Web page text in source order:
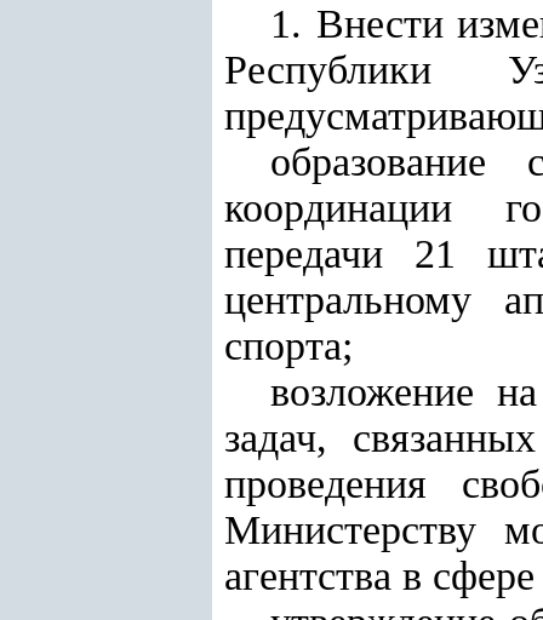
1. Внести
Республики
образование
координации
передачи 21
центральному
спорта;
возложение
задач,
проведения
Министерству
агентства в